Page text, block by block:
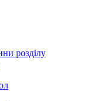
розділу